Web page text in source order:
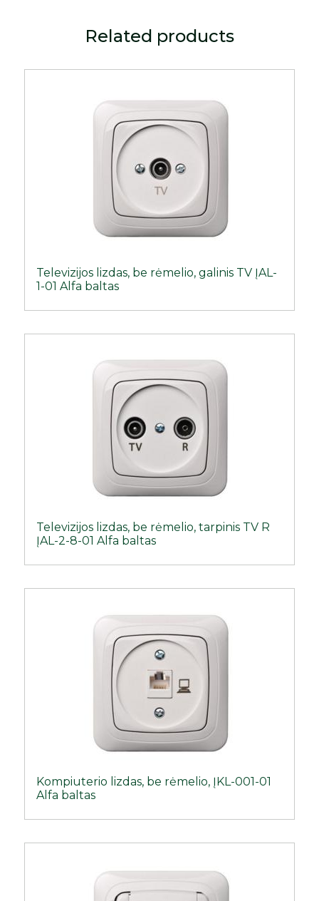
Related products
Televizijos lizdas, be rėmelio, galinis TV ĮAL-
1-01 Alfa baltas
Televizijos lizdas, be rėmelio, tarpinis TV R
ĮAL-2-8-01 Alfa baltas
Kompiuterio lizdas, be rėmelio, ĮKL-001-01
Alfa baltas